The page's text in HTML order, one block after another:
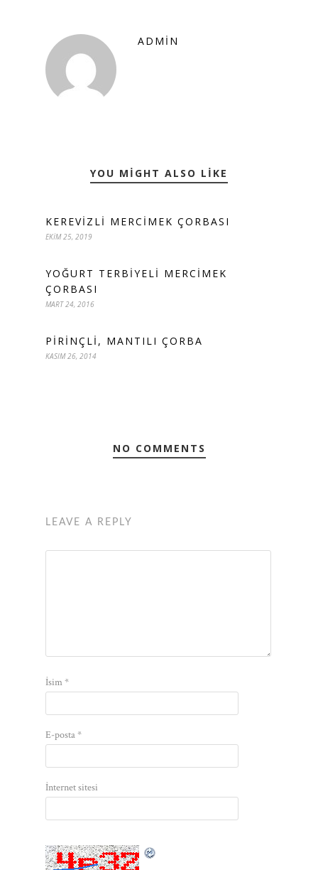
ADMIN
YOU MIGHT ALSO LIKE
KEREVIZLI MERCIMEK ÇORBASI
EKIM 25, 2019
YOĞURT TERBIYELI MERCIMEK
ÇORBASI
MART 24, 2016
PIRINÇLI, MANTILI ÇORBA
KASIM 26, 2014
NO COMMENTS
LEAVE A REPLY
İsim*
E-posta*
İnternet sitesi